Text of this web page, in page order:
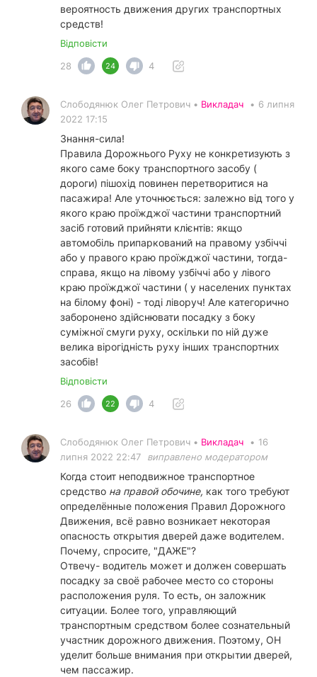
вероятность движения других транспортных
средств!
Відповісти
28
24 4
Слободянюк Олег Петрович • Викладач • 6 липня
2022 17:15
Знання-сила!
Правила Дорожнього Руху не конкретизують з
якого саме боку транспортного засобу (
дороги) пішохід повинен перетворитися на
пасажира! Але уточнюється: залежно від того у
якого краю проїжджої частини транспортний
засіб готовий прийняти клієнтів: якщо
автомобіль припаркований на правому узбіччі
або у правого краю проїжджої частини, тогда-
справа, якщо на лівому узбіччі або у лівого
краю проїжджої частини ( у населених пунктах
на білому фоні) - тоді ліворуч! Але категорично
заборонено здійснювати посадку з боку
суміжної смуги руху, оскільки по ній дуже
велика вірогідність руху інших транспортних
засобів!
Відповісти
26
22 4
Слободянюк Олег Петрович • Викладач • 16
липня 2022 22:47
виправлено модератором
Когда стоит неподвижное транспортное
средство на правой обочине, как того требуют
определённые положения Правил Дорожного
Движения, всё равно возникает некоторая
опасность открытия дверей даже водителем.
Почему, спросите, "ДАЖЕ"?
Отвечу- водитель может и должен совершать
посадку за своё рабочее место со стороны
расположения руля. То есть, он заложник
ситуации. Более того, управляющий
транспортным средством более сознательный
участник дорожного движения. Поэтому, ОН
уделит больше внимания при открытии дверей,
чем пассажир.